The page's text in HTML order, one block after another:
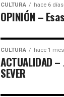
CULTURA hace 6 días
OPINIÓN –
CULTURA hace 1 mes
ACTUALIDAD –
SEVER